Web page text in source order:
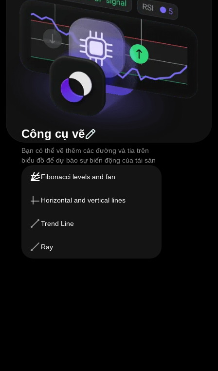
Công cụ vẽ
Bạn có thể vẽ thêm các đường và tia trên
biểu đồ để dự báo sự biến động của tài sản
Fibonacci levels and fan
Horizontal and vertical lines
Trend Line
Ray